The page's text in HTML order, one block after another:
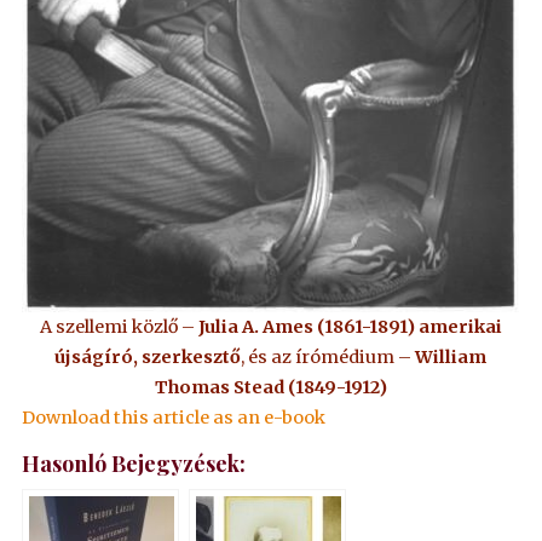
A szellemi közlő – Julia A. Ames (1861-1891) amerikai
újságíró, szerkesztő, és az írómédium –William
Thomas Stead (1849-1912)
Download this article as an e-book
Hasonló Bejegyzések: